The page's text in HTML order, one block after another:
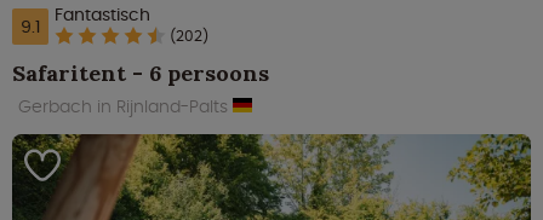
9.1 Fantastisch
(202)
Safaritent - 6 persoons
Gerbach in Rijnland-Palts